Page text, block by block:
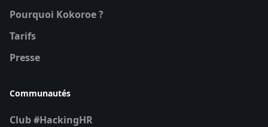
Pourquoi Kokoroe ?
Tarifs
Presse
Communautés
Club #HackingHR